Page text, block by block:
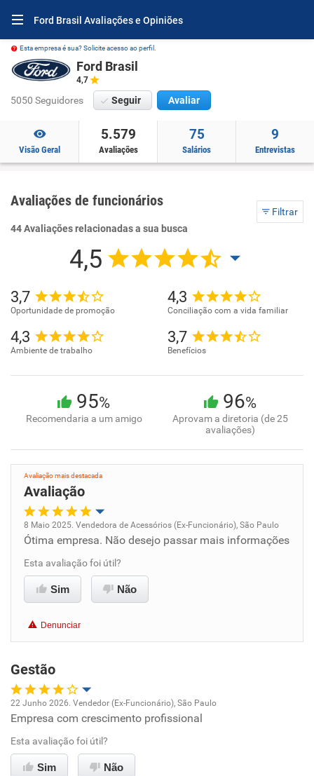
Ford Brasil Avaliações e Opiniões
Esta empresa é sua? Solicite acesso ao perfil.
Ford Brasil
4,7
5050 Seguidores Seguir Avaliar
Visão Geral
5.579
Avaliações
75
Salários
9
Entrevistas
Avaliações de funcionários
Filtrar
44 Avaliações relacionadas a sua busca
4,5
3,7
Oportunidade de promoção
4,3
Conciliação com a vida familiar
4,3
Ambiente de trabalho
3,7
Benefícios
95%
Recomendaria a um amigo
96%
Aprovam a diretoria (de 25
avaliações)
Avaliação mais destacada
Avaliação
Oportunidade de promoção
Ambiente de trabalho
Benefícios
Recomenda esta empresa
Recomenda a diretoria
8 Maio 2025. Vendedora de Acessórios (Ex-Funcionário), São Paulo
Ótima empresa. Não desejo passar mais informações
Esta avaliação foi útil?
Sim Não
Denunciar
Gestão
Oportunidade de promoção
Ambiente de trabalho
22 Junho 2026. Vendedor (Ex-Funcionário), São Paulo
Empresa com crescimento profissional
Esta avaliação foi útil?
Sim Não